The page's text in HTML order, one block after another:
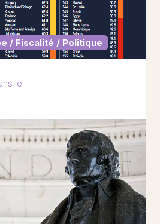
/ Fiscalité / Politique
le…